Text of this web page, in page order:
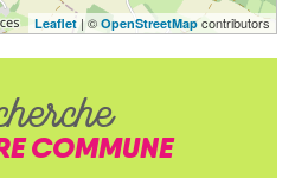
Leaflet | © OpenStreetMapcontributors
COMMUNE